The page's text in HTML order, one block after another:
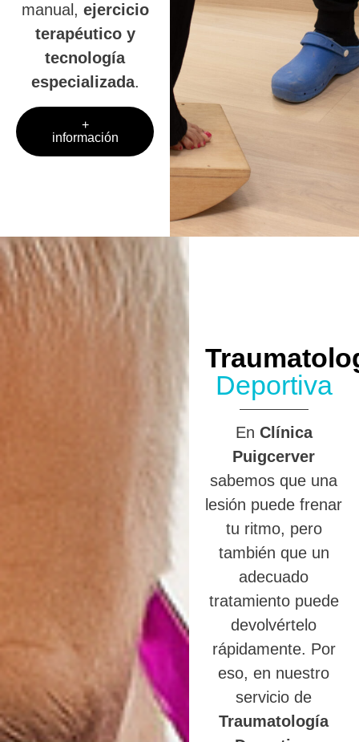
manual, ejercicio
terapéutico y
tecnología
especializada.
+
información
Deportiva
En Clínica
Puigcerver
sabemos que una
lesión puede frenar
tu ritmo, pero
también que un
adecuado
tratamiento puede
devolvértelo
rápidamente. Por
eso, en nuestro
servicio de
Traumatología